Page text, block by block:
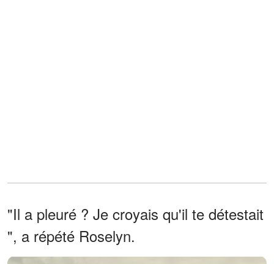
"Il a pleuré ? Je croyais qu'il te détestait
", a répété Roselyn.